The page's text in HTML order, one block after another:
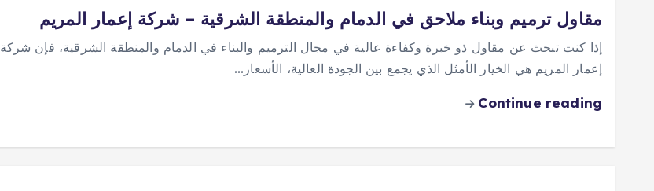
مقاول ترميم وبناء ملاحق في الدمام والمنطقة الشرقية – شركة إعمار المريم
إذا كنت تبحث عن مقاول ذو خبرة وكفاءة عالية في مجال الترميم والبناء في الدمام والمنطقة الشرقية، فإن شركة
إعمار المريم هي الخيار الأمثل الذي يجمع بين الجودة العالية، الأسعار…
Continue reading